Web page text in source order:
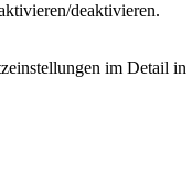
deaktivieren.
im Detail in